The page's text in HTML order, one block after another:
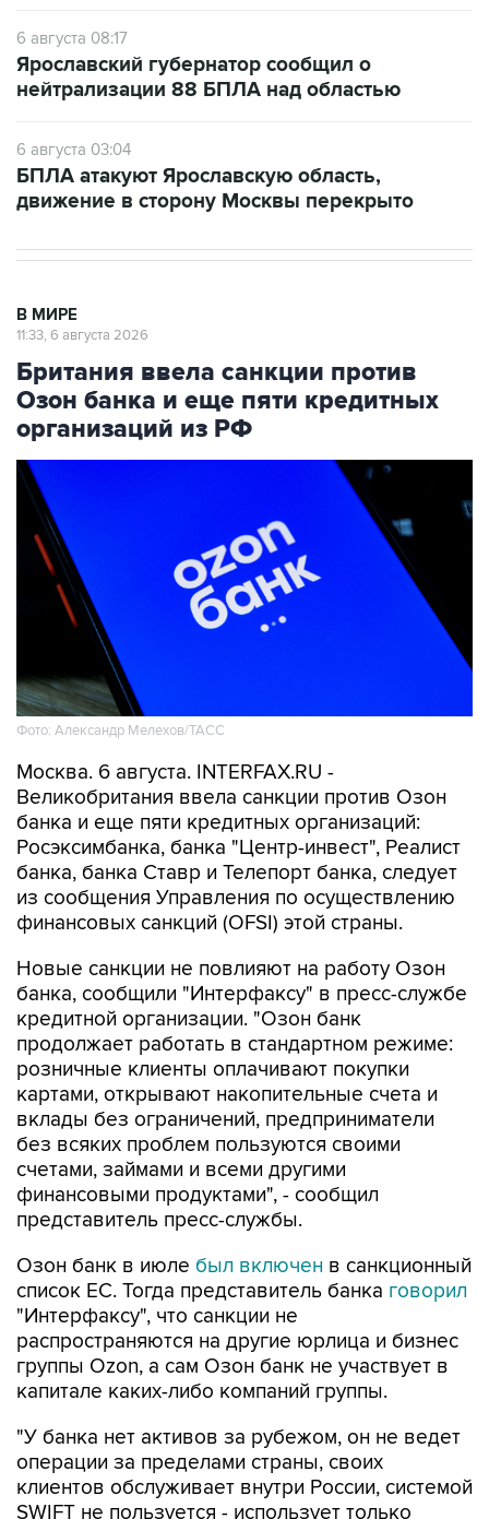
6 августа 08:17
Ярославский губернатор сообщил о
нейтрализации 88 БПЛА над областью
6 августа 03:04
БПЛА атакуют Ярославскую область,
движение в сторону Москвы перекрыто
В МИРЕ
11:33, 6 августа 2026
Британия ввела санкции против
Озон банка и еще пяти кредитных
организаций из РФ
Фото: Александр Мелехов/ТАСС
Москва. 6 августа. INTERFAX.RU -
Великобритания ввела санкции против Озон
банка и еще пяти кредитных организаций:
Росэксимбанка, банка "Центр-инвест", Реалист
банка, банка Ставр и Телепорт банка, следует
из сообщения Управления по осуществлению
финансовых санкций (OFSI) этой страны.
Новые санкции не повлияют на работу Озон
банка, сообщили "Интерфаксу" в пресс-службе
кредитной организации. "Озон банк
продолжает работать в стандартном режиме:
розничные клиенты оплачивают покупки
картами, открывают накопительные счета и
вклады без ограничений, предприниматели
без всяких проблем пользуются своими
счетами, займами и всеми другими
финансовыми продуктами", - сообщил
представитель пресс-службы.
Озон банк в июле был включен в санкционный
список ЕС. Тогда представитель банка говорил
"Интерфаксу", что санкции не
распространяются на другие юрлица и бизнес
группы Ozon, а сам Озон банк не участвует в
капитале каких-либо компаний группы.
"У банка нет активов за рубежом, он не ведет
операции за пределами страны, своих
клиентов обслуживает внутри России, системой
SWIFT не пользуется - использует только